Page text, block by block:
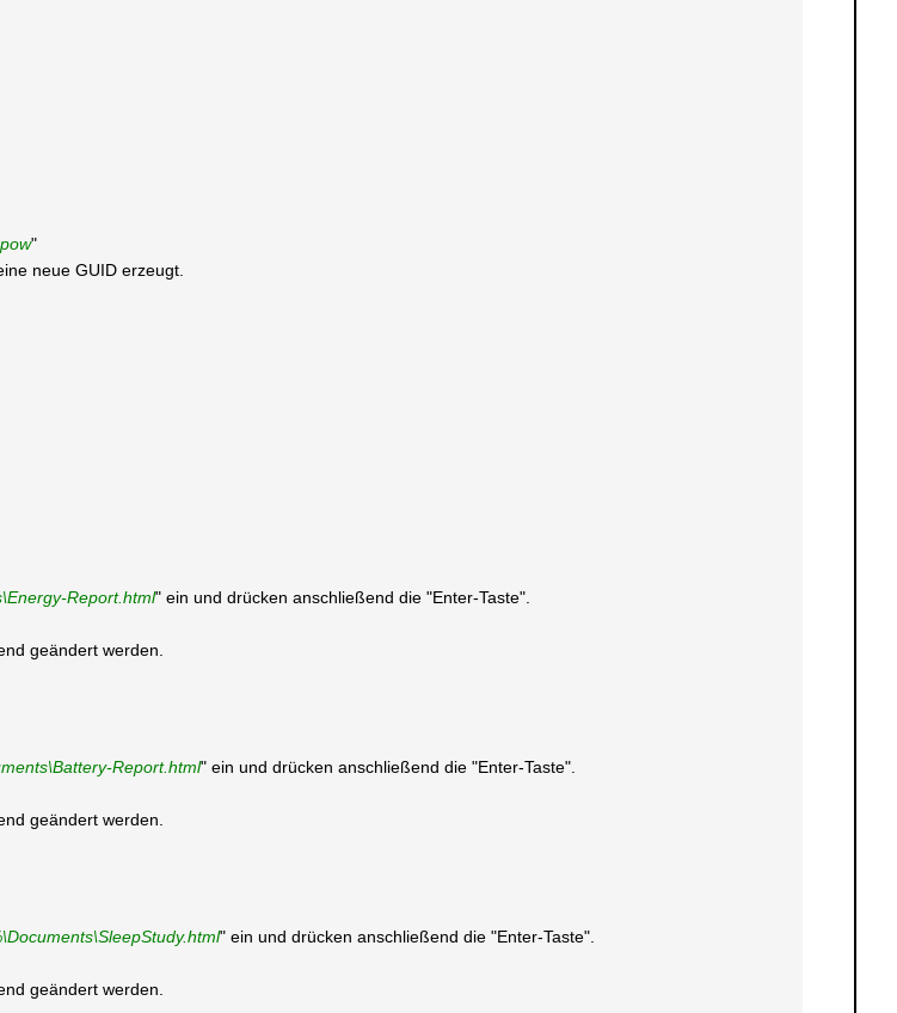
"
neue GUID erzeugt.
Report.html" ein und drücken anschließend die "Enter-Taste".
geändert werden.
Report.html" ein und drücken anschließend die "Enter-Taste".
geändert werden.
" ein und drücken anschließend die "Enter-Taste".
geändert werden.